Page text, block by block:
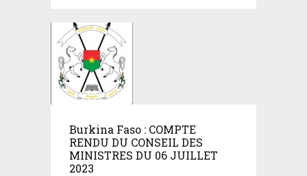
Burkina Faso : COMPTE
RENDU DU CONSEIL DES
MINISTRES DU 06 JUILLET
2023